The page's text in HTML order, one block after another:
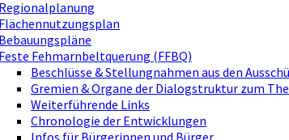
Regionalplanung
Flächennutzungsplan
Bebauungspläne
Feste Fehmarnbeltquerung (FFBQ)
Beschlüsse & Stellungnahmen aus den
Gremien & Organe der Dialogstruktur zum
Weiterführende Links
Chronologie der Entwicklungen
Infos für Bürgerinnen und Bürger